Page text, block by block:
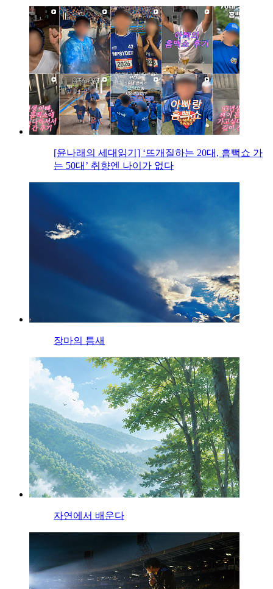
[윤나래의 세대읽기] ‘뜨개질하는 20대, 흠뻑쇼 가
는 50대’ 취향엔 나이가 없다
장마의 틈새
자연에서 배운다